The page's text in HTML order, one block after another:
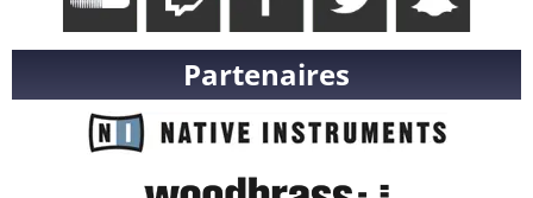
Partenaires